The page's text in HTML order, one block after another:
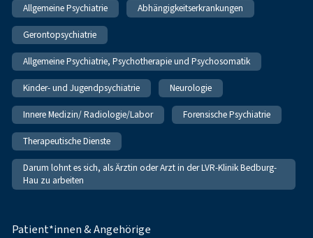
Allgemeine Psychiatrie Abhängigkeitserkrankungen
Gerontopsychiatrie
Allgemeine Psychiatrie, Psychotherapie und Psychosomatik
Kinder- und Jugendpsychiatrie Neurologie
Innere Medizin/ Radiologie/Labor Forensische Psychiatrie
Therapeutische Dienste
Darum lohnt es sich, als Ärztin oder Arzt in der LVR-Klinik Bedburg-
Hau zu arbeiten
Patient*innen & Angehörige